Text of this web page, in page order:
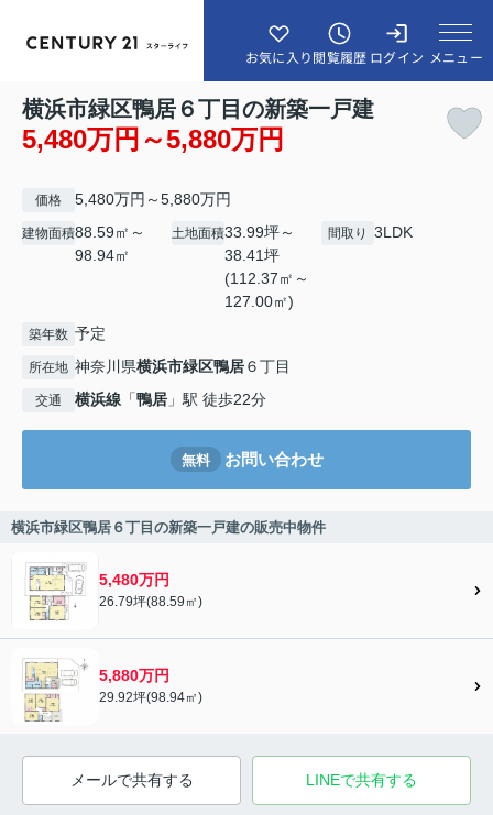
お気に入り閲覧履歴 ログイン メニュー
横浜市緑区鴨居６丁目の新築一戸建
5,480万円～5,880万円
価格 5,480万円～5,880万円
建物面積88.59㎡～
98.94㎡
土地面積33.99坪～
38.41坪
(112.37㎡～
127.00㎡)
間取り 3LDK
築年数 予定
所在地 神奈川県横浜市緑区鴨居６丁目
交通 横浜線 「鴨居 」駅 徒歩22分
無料 お問い合わせ
横浜市緑区鴨居６丁目の新築一戸建の販売中物件
5,480万円
26.79坪(88.59㎡)
5,880万円
29.92坪(98.94㎡)
メールで共有する LINEで共有する